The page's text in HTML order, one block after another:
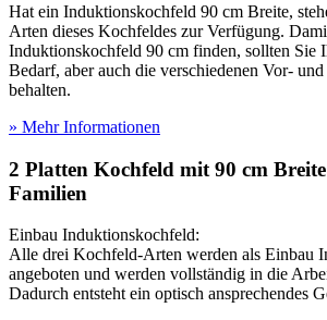
Hat ein Induktionskochfeld 90 cm Breite,
Arten dieses Kochfeldes zur Verfügung.
Induktionskochfeld 90 cm finden, sollten Sie
Bedarf, aber auch die verschiedenen Vor-
behalten.
» Mehr Informationen
2 Platten Kochfeld mit 90 cm
Familien
Einbau Induktionskochfeld:
Alle drei Kochfeld-Arten werden als Einbau
angeboten und werden vollständig in die
Dadurch entsteht ein optisch ansprechendes